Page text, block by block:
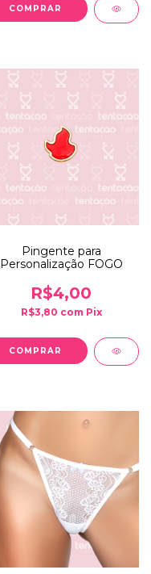
Pingente para
Personalização FOGO
R$4,00
R$3,80 com Pix